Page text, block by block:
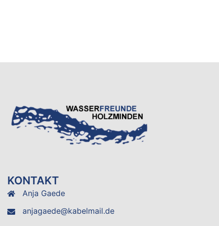
KONTAKT
Anja Gaede
anjagaede@kabelmail.de